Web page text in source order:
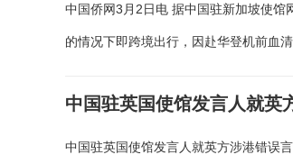
中国侨网3月2日电 据中国驻新加坡使馆
的情况下即跨境出行，因赴华登机前血
中国驻英国使馆发言人就英
中国驻英国使馆发言人就英方涉港错误